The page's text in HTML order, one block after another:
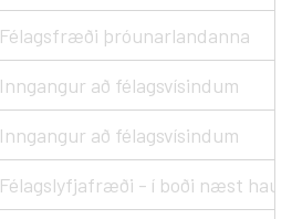
Félagsfræði þróunarlandanna
Inngangur að félagsvísindum
Inngangur að félagsvísindum
Félagslyfjafræði - í boði næst